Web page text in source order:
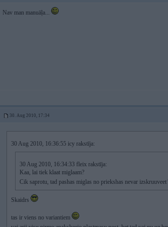
Nav man manuāļa...
30. Aug 2010, 17:34
30 Aug 2010, 16:36:55 icy rakstīja:
30 Aug 2010, 16:34:33 fleix rakstīja:
Kaa, lai tiek klaat miglaam?
Cik saprotu, tad pashas miglas no priekshas nevar izskruuveet
Skaidrs
tas ir viens no variantiem